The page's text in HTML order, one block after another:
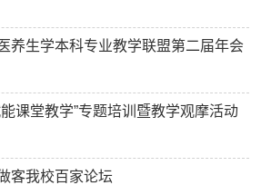
养生学本科专业教学联盟第二届年会
课堂教学”专题培训暨教学观摩活动
客我校百家论坛